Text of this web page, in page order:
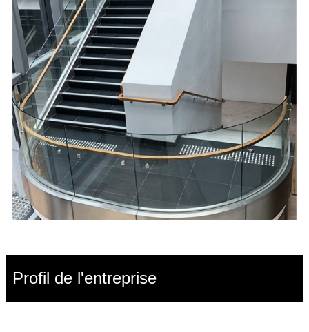
Profil de l'entreprise